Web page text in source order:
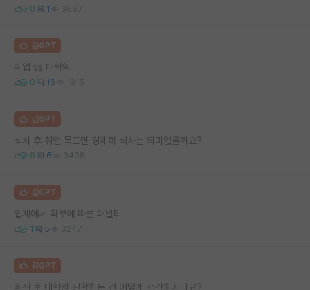
0 1 3667
김GPT
취업 vs 대학원
0 16 1915
김GPT
석사 후 취업 목표면 경제학 석사는 의미없을까요?
0 6 3438
김GPT
업계에서 학부에 따른 패널티
1 5 3247
김GPT
취직 후 대학원 진학하는 건 어떻게 생각하시나요?